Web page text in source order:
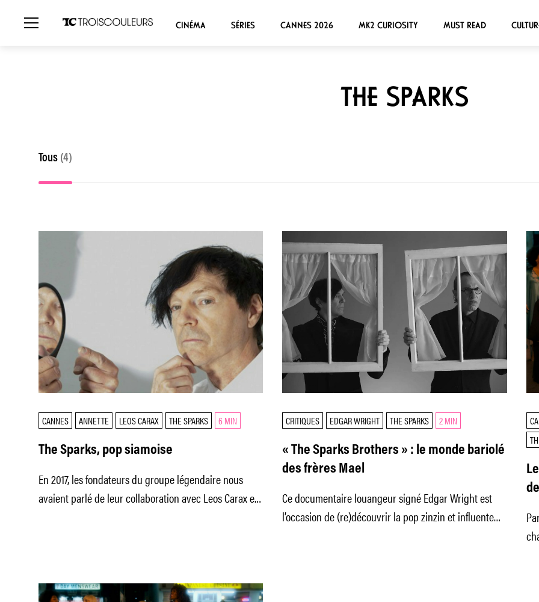
CINÉMA SÉRIES CANNES 2026 MK2 CURIOSITY MUST READ
THE SPARKS
Tous (4)
CANNES ANNETTE LEOS CARAX THE SPARKS 6 MIN
The Sparks, pop siamoise
En 2017, les fondateurs du groupe légendaire nous
avaient parlé de leur collaboration avec Leos Carax et
CRITIQUES EDGAR WRIGHT THE SPARKS 2 MIN
« The Sparks Brothers » : le monde bariolé
des frères Mael
Ce documentaire louangeur signé Edgar Wright est
l’occasion de (re)découvrir la pop zinzin et influente